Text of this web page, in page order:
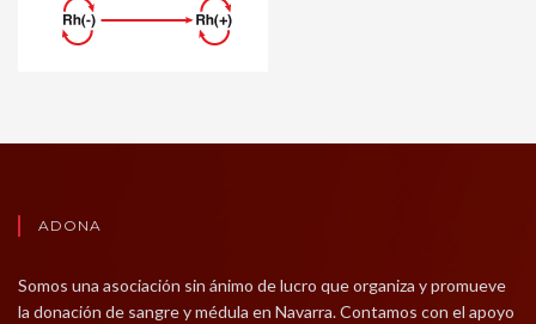
ADONA
Somos una asociación sin ánimo de lucro que organiza y promueve
la donación de sangre y médula en Navarra. Contamos con el apoyo